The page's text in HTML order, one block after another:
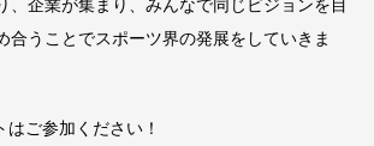
、企業が集まり、みんなで同じビジョンを目
合うことでスポーツ界の発展をしていきま
ご参加ください！